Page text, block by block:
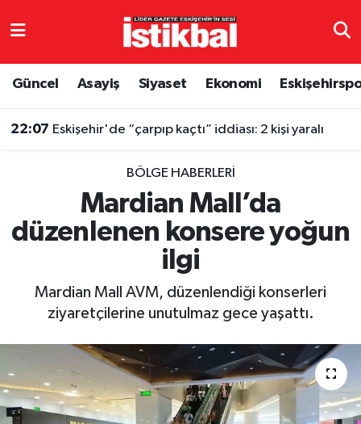
Güncel Asayiş Siyaset Ekonomi
22:07 Eskişehir'de “çarpıp kaçtı” iddiası: 2 kişi yaralı
BÖLGE HABERLERI
Mardian Mall’da
düzenlenen konsere yoğun
ilgi
Mardian Mall AVM, düzenlendiği konserleri
ziyaretçilerine unutulmaz gece yaşattı.
Eskişehirspor
Spor
Ekonomi
Sağlık
Yaşam
Eskişehir Nöbetçi Eczaneler
TFF 3.Lig 4.Grup Puan Durumu ve Fikstür
Son Dakika Haberleri
Haber Arşivi